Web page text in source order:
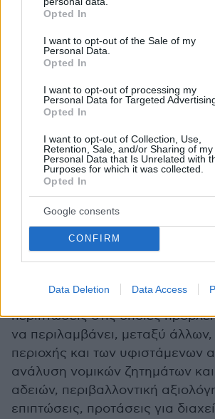
grant or deny consent to Google and its
use your data for below specified
consent section.
Opted In
I want to opt-out of the Sale of my
Personal Data.
Opted In
I want to opt-out of processing my
Personal Data for Targeted
Opted In
I want to opt-out of Collection, Use,
Retention, Sale, and/or Sharing of my
Personal Data that Is Unrelated with
Purposes for which it was collected.
Opted In
Google consents
CONFIRM
Data Deletion Data Access
Ένωσης και τη διατήρηση της
Τι είναι το ΕΣΠΙΑΠ
ΕΣΠΙΑΠείναι ένα
Περιβαλλοντικό Ισοδύναμου
Πόλεων(ΕΣΠΙΑΠ), μέσω του
εξειδικεύονται οι στοχευμένες
γίνουν σε επίπεδο Δήμου ή
Ενότητας, όπου έχουν δοθεί
προσαυξήσεις του ΝΟΚ. Το
εκπονείτε εντός δύο ετών από
θεσμικού πλαισίου παρέχει
αλλαγές στην οικοδομική άδεια,
περιπτώσεις στις οποίες
να περιλαμβάνει, μεταξύ
περιοχής και των υφιστάμενων
ανάλυση νομικών ζητημάτων
αδειών, περιβαλλοντική
επιπτώσεις, προτάσεις για